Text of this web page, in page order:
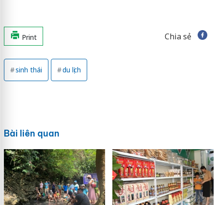
Print Chia sẻ
sinh thái du lịch
Bài liên quan